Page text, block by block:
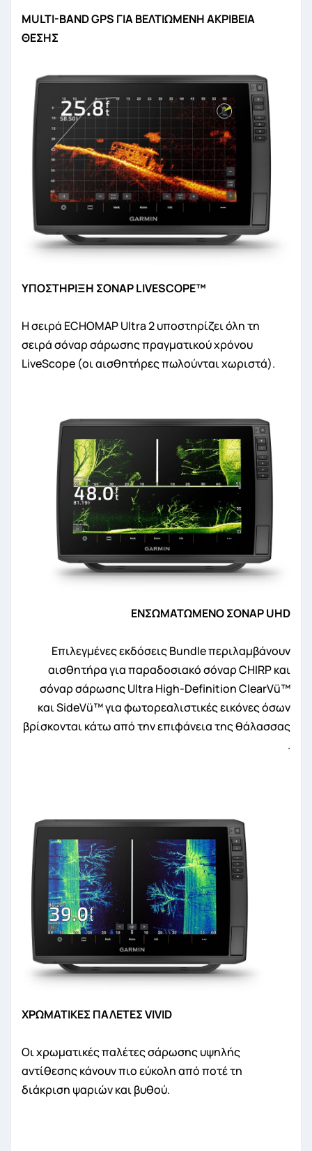
MULTI-BAND GPS ΓΙΑ ΒΕΛΤΙΩΜΕΝΗ ΑΚΡΙΒΕΙΑ
ΘΕΣΗΣ
ΥΠΟΣΤΗΡΙΞΗ ΣΟΝΑΡ LIVESCOPE™
Η σειρά ECHOMAP Ultra 2 υποστηρίζει όλη τη
σειρά σόναρ σάρωσης πραγματικού χρόνου
LiveScope (οι αισθητήρες πωλούνται χωριστά).
ΕΝΣΩΜΑΤΩΜΕΝΟ ΣΟΝΑΡ UHD
Επιλεγμένες εκδόσεις Bundle περιλαμβάνουν
αισθητήρα για παραδοσιακό σόναρ CHIRP και
σόναρ σάρωσης Ultra High-Definition ClearVü™
και SideVü™ για φωτορεαλιστικές εικόνες όσων
βρίσκονται κάτω από την επιφάνεια της θάλασσας
.
ΧΡΩΜΑΤΙΚΕΣ ΠΑΛΕΤΕΣ VIVID
Οι χρωματικές παλέτες σάρωσης υψηλής
αντίθεσης κάνουν πιο εύκολη από ποτέ τη
διάκριση ψαριών και βυθού.